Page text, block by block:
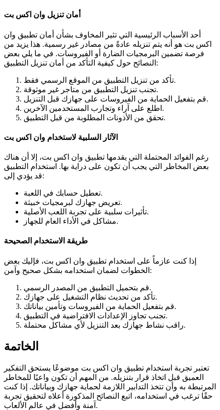
أمان تنزيل وان اكس بت
أحد الأسباب الرئيسية التي تثير المخاوف بشأن أمان تطبيق وان
اكس بت هو أنه يتم تنزيله عادةً من مصادر غير رسمية. هذا يزيد من
فرصة تضمين البرمجيات الضارة أو الفيروسات. في ما يلي بعض
النصائح حول كيفية التأكد من أمان تنزيل التطبيق:
تأكد من تنزيل التطبيق من الموقع الرسمي فقط.
تجنب تنزيل التطبيق من متاجر غير موثوقة.
قم بتفعيل الحماية من الفيروسات على جهازك قبل التنزيل.
اطلع على آراء وتجارب المستخدمين الآخرين.
تحقق من الأذونات المطلوبة من قبل التطبيق.
الآثار السلبية لاستخدام وان اكس بت
رغم الفوائد المحتملة التي يقدمها تطبيق وان اكس بت، إلا أن هناك
بعض المخاطر التي يجب أن تكون على دراية بها. استخدام التطبيق
قد يؤدي إلى:
تعطيل حسابك في اللعبة.
تعريض جهازك لبرمجيات خبيثة.
تأثيرات سلبية على تجربة اللعب الأصلية.
مشاكل في الأداء العام للجهاز.
طريقة الاستخدام الصحيحة
إذا كنت عازماً على استخدام تطبيق وان اكس بت، فإليك بعض
الخطوات لضمان استخدامه بشكل صحيح وآمن:
قم بتحميل التطبيق من المصدر الرسمي.
تأكد من تحديث نظام التشغيل على جهازك.
قم بتفعيل الحماية من الفيروسات وتأمين بياناتك.
تجنب تجاوز الإعدادات الافتراضية في التطبيق.
راقب نشاط جهازك بعد التنزيل لأي مشاكل محتملة.
الخاتمة
تعتبر تجربة استخدام تطبيق وان اكس بت موضوعًا يستحق التفكير
العميق قبل اتخاذ قرار بتنزيله. من المهم أن تكون واعيًا للمخاطر
المرتبطة به وأن تتخذ التدابير اللازمة لحماية جهازك وبياناتك. إذا كنت
حقًا ترغب في استخدامه، اتبع النصائح المذكورة أعلاه لتحقيق تجربة
آمنة وأفضل في عالم الألعاب.